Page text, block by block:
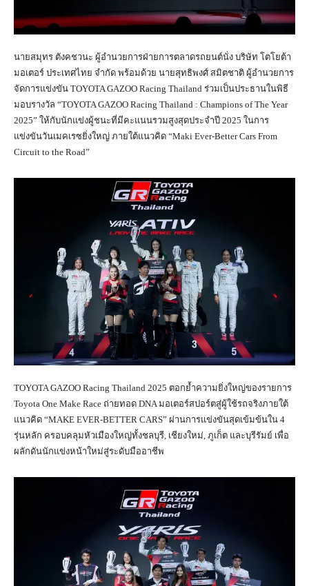
นายสมุทร ตังคชวนะ ผู้อำนวยการฝ่ายการตลาดรถยนต์นั่ง บริษัท โตโยต้า
มอเตอร์ ประเทศไทย จำกัด พร้อมด้วย นายสุทธิพงศ์ สมิตชาติ ผู้อำนวยการ
จัดการแข่งขัน TOYOTA GAZOO Racing Thailand ร่วมเป็นประธานในพิธี
มอบรางวัล “TOYOTA GAZOO Racing Thailand : Champions of The Year
2025” ให้กับนักแข่งผู้ชนะที่มีคะแนนรวมสูงสุดประจำปี 2025 ในการ
แข่งขันวันเมคเรซยิ่งใหญ่ ภายใต้แนวคิด “Maki Ever-Better Cars From
Circuit to the Road”
TOYOTA GAZOO Racing Thailand 2025 ตอกย้ำความยิ่งใหญ่ของรายการ
Toyota One Make Race ถ่ายทอด DNA มอเตอร์สปอร์ตสู่ผู้ใช้รถจริงภายใต้
แนวคิด “MAKE EVER-BETTER CARS” ผ่านการแข่งขันสุดเข้มข้นใน 4
รุ่นหลัก ครอบคลุมหัวเมืองใหญ่ทั้งชลบุรี, เชียงใหม่, ภูเก็ต และบุรีรัมย์ เพื่อ
ผลักดันนักแข่งหน้าใหม่สู่ระดับมืออาชีพ